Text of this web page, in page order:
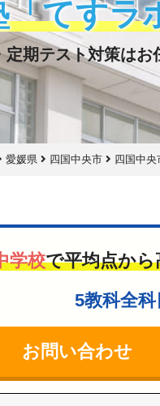
「てすラ
期テスト対策はお
愛媛県 四国中央市 四国中央
学校で平均点か
5教科全科
お問い合わせ